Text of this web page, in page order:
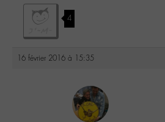
4
16 février 2016 à 15:35